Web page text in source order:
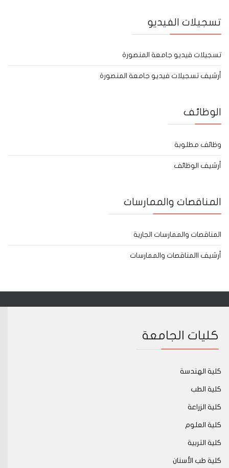
تسجيلات الفيديو
تسجيلات فيديو جامعة المنصورة
أرشيف تسجيلات فيديو جامعة المنصورة
الوظائف
وظائف مطلوبة
أرشيف الوظائف
المناقصات والممارسات
المناقصات والممارسات الجارية
أرشيف االمناقصات والممارسات
كليات الجامعة
كلية الهندسة
كلية الطب
كلية الزراعة
كلية العلوم
كلية التربية
كلية طب الأسنان